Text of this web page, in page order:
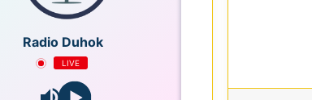
Radio Duhok
LIVE